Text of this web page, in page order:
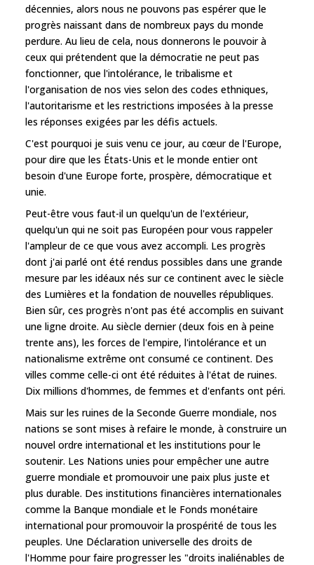
décennies, alors nous ne pouvons pas espérer que le
progrès naissant dans de nombreux pays du monde
perdure. Au lieu de cela, nous donnerons le pouvoir à
ceux qui prétendent que la démocratie ne peut pas
fonctionner, que l'intolérance, le tribalisme et
l'organisation de nos vies selon des codes ethniques,
l'autoritarisme et les restrictions imposées à la presse
les réponses exigées par les défis actuels.
C'est pourquoi je suis venu ce jour, au cœur de l'Europe,
pour dire que les États-Unis et le monde entier ont
besoin d'une Europe forte, prospère, démocratique et
unie.
Peut-être vous faut-il un quelqu'un de l'extérieur,
quelqu'un qui ne soit pas Européen pour vous rappeler
l'ampleur de ce que vous avez accompli. Les progrès
dont j'ai parlé ont été rendus possibles dans une grande
mesure par les idéaux nés sur ce continent avec le siècle
des Lumières et la fondation de nouvelles républiques.
Bien sûr, ces progrès n'ont pas été accomplis en suivant
une ligne droite. Au siècle dernier (deux fois en à peine
trente ans), les forces de l'empire, l'intolérance et un
nationalisme extrême ont consumé ce continent. Des
villes comme celle-ci ont été réduites à l'état de ruines.
Dix millions d'hommes, de femmes et d'enfants ont péri.
Mais sur les ruines de la Seconde Guerre mondiale, nos
nations se sont mises à refaire le monde, à construire un
nouvel ordre international et les institutions pour le
soutenir. Les Nations unies pour empêcher une autre
guerre mondiale et promouvoir une paix plus juste et
plus durable. Des institutions financières internationales
comme la Banque mondiale et le Fonds monétaire
international pour promouvoir la prospérité de tous les
peuples. Une Déclaration universelle des droits de
l'Homme pour faire progresser les "droits inaliénables de